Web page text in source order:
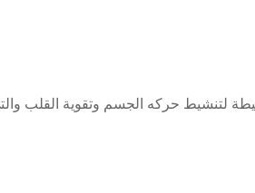
لتنشيط حركه الجسم وتقوية القلب